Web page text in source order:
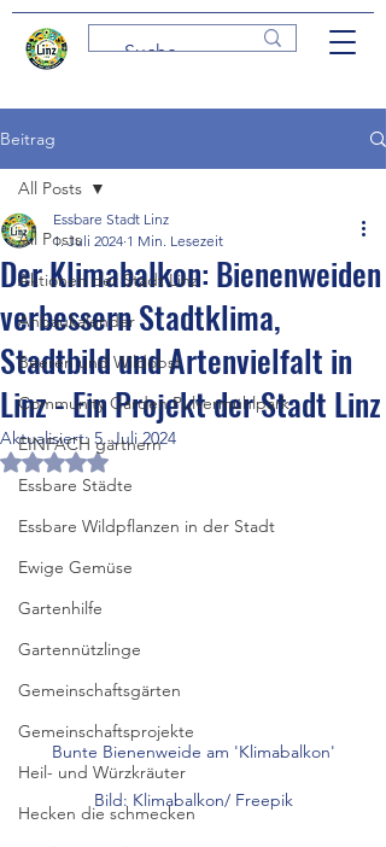
Beitrag
All Posts
Aktionen der Stadt Linz
Anbaukalender
Beeren und Wildobst
Community Garden Pulvermühlpark
EINFACH gärtnern
Essbare Städte
Essbare Wildpflanzen in der Stadt
Ewige Gemüse
Gartenhilfe
Gartennützlinge
Gemeinschaftsgärten
Gemeinschaftsprojekte
Heil- und Würzkräuter
Hecken die schmecken
All Posts
Der Klimabalkon: Bienenweiden
verbessern Stadtklima,
Stadtbild und Artenvielfalt in
Linz - Ein Projekt der Stadt Linz
Essbare Stadt Linz
1. Juli 2024 1 Min. Lesezeit
Aktualisiert: 5. Juli 2024
Mit NaN von 5 Sternen bewertet.
Bunte Bienenweide am 'Klimabalkon'
Bild: Klimabalkon/ Freepik